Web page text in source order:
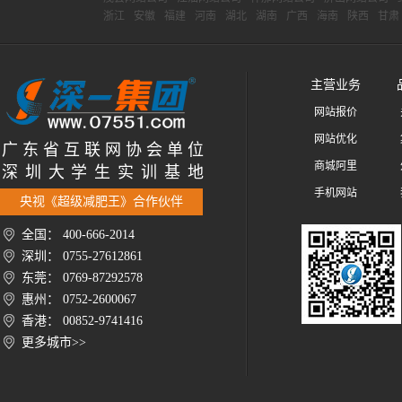
浙江
安徽 福建 河南 湖北 湖南 广西 海南 陕西 甘肃
广 东 省 互 联 网 协 会 单 位
深 圳 大 学 生 实 训 基 地
央视《超级减肥王》合作伙伴
全国： 400-666-2014
深圳： 0755-27612861
东莞： 0769-87292578
惠州： 0752-2600067
香港： 00852-9741416
更多城市>>
主营业务
网站报价
网站优化
商城阿里
手机网站